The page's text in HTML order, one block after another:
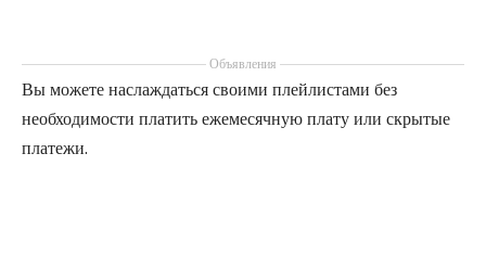
Объявления
Вы можете наслаждаться своими плейлистами без
необходимости платить ежемесячную плату или скрытые
платежи.